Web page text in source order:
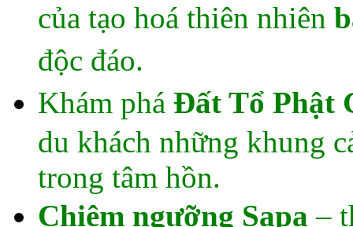
của tạo hoá thiên nhiên
độc đáo.
Khám phá Đất Tổ Phật
du khách những khung
trong tâm hồn.
Chiêm ngưỡng Sapa –